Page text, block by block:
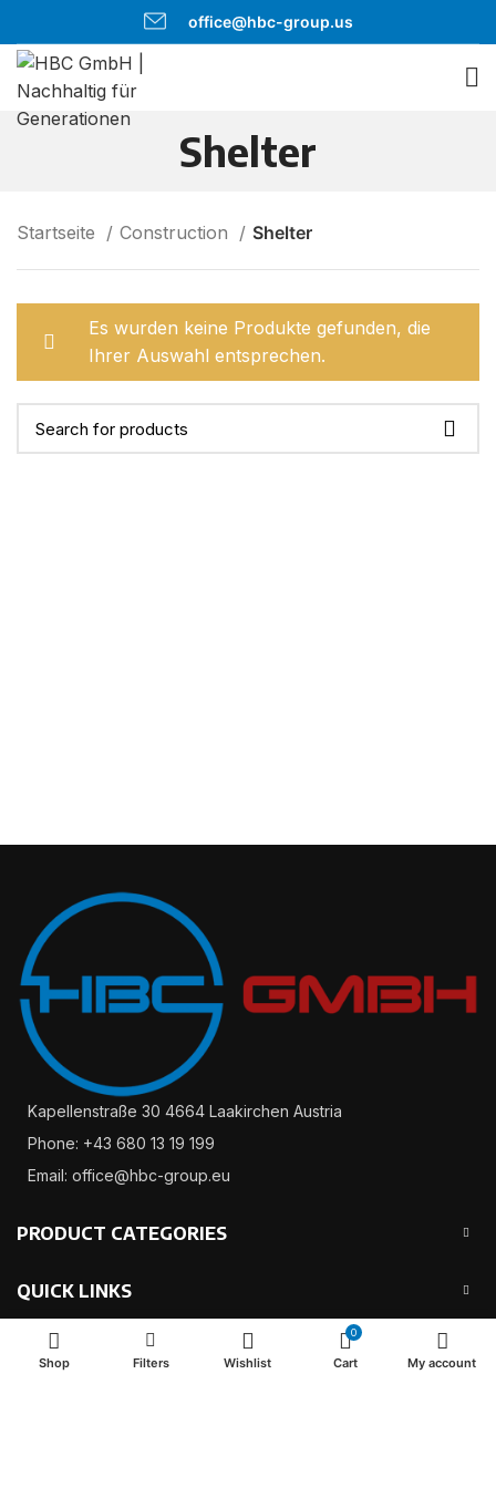
office@hbc-group.us
Shelter
Startseite Construction Shelter
Es wurden keine Produkte gefunden, die
Ihrer Auswahl entsprechen.
Kapellenstraße 30 4664 Laakirchen Austria
Phone: +43 680 13 19 199
Email: office@hbc-group.eu
PRODUCT CATEGORIES
QUICK LINKS
USEFUL LINKS
Shop Filters Wishlist
0
Cart My account